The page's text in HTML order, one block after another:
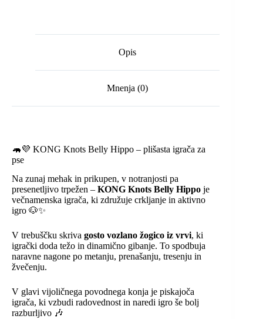
Opis
Mnenja (0)
🦛💜 KONG Knots Belly Hippo – plišasta igrača za
pse
Na zunaj mehak in prikupen, v notranjosti pa
presenetljivo trpežen – KONG Knots Belly Hippo je
večnamenska igrača, ki združuje crkljanje in aktivno
igro 🐶✨
V trebuščku skriva gosto vozlano žogico iz vrvi, ki
igrački doda težo in dinamično gibanje. To spodbuja
naravne nagone po metanju, prenašanju, tresenju in
žvečenju.
V glavi vijoličnega povodnega konja je piskajoča
igrača, ki vzbudi radovednost in naredi igro še bolj
razburljivo 🎶